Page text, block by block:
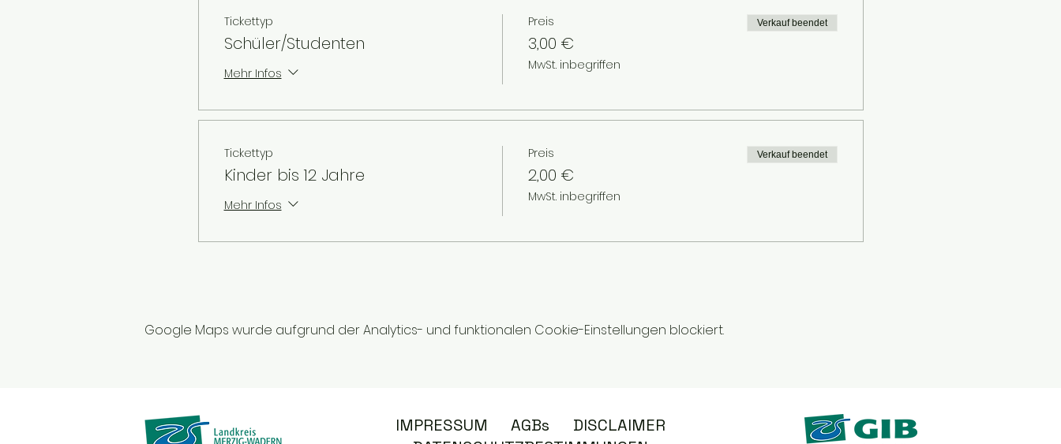
Tickettyp
Schüler/Studenten
Mehr Infos
Preis
3,00 €
MwSt. inbegriffen
Verkauf beendet
Tickettyp
Kinder bis 12 Jahre
Mehr Infos
Preis
2,00 €
MwSt. inbegriffen
Verkauf beendet
Google Maps wurde aufgrund der Analytics- und funktionalen Cookie-Einstellungen blockiert.
IMPRESSUM AGBs
DISCLAIMER